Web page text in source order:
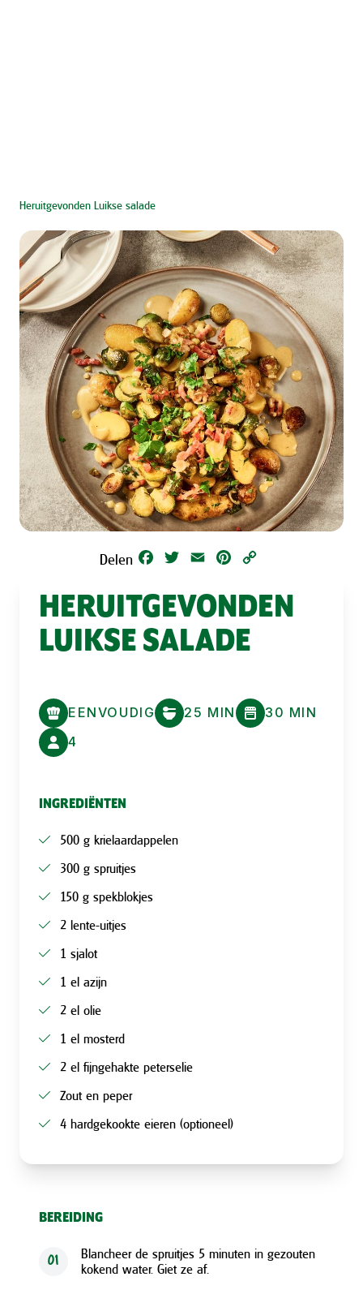
Heruitgevonden Luikse salade
Delen Facebook
Twitter Email Pinterest
HERUITGEVONDEN
LUIKSE SALADE
EENVOUDIG 25 MIN
30 MIN
4
INGREDIËNTEN
500 g krielaardappelen
300 g spruitjes
150 g spekblokjes
2 lente-uitjes
1 sjalot
1 el azijn
2 el olie
1 el mosterd
2 el fijngehakte peterselie
Zout en peper
4 hardgekookte eieren (optioneel)
BEREIDING
01
Blancheer de spruitjes 5 minuten in gezouten
kokend water. Giet ze af.